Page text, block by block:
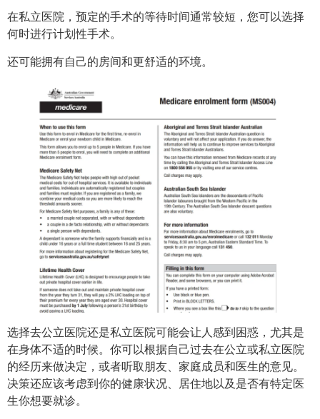
在私立医院，预定的手术的等待时间通常较短，您可以选择
何时进行计划性手术。
还可能拥有自己的房间和更舒适的环境。
选择去公立医院还是私立医院可能会让人感到困惑，尤其是
在身体不适的时候。你可以根据自己过去在公立或私立医院
的经历来做决定，或者听取朋友、家庭成员和医生的意见。
决策还应该考虑到你的健康状况、居住地以及是否有特定医
生你想要就诊。